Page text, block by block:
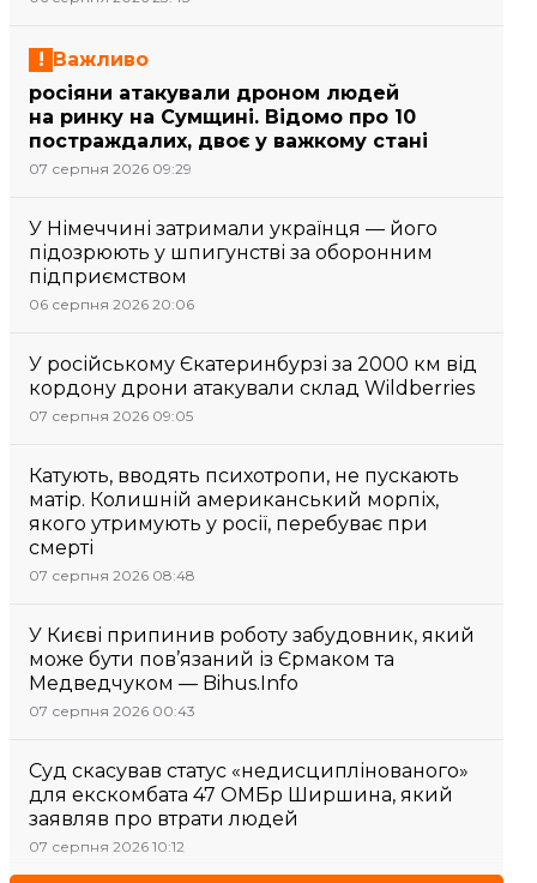
Важливо
росіяни атакували дроном людей
на ринку на Сумщині. Відомо про 10
постраждалих, двоє у важкому стані
07 серпня 2026 09:29
У Німеччині затримали українця — його
підозрюють у шпигунстві за оборонним
підприємством
06 серпня 2026 20:06
У російському Єкатеринбурзі за 2000 км від
кордону дрони атакували склад Wildberries
07 серпня 2026 09:05
Катують, вводять психотропи, не пускають
матір. Колишній американський морпіх,
якого утримують у росії, перебуває при
смерті
07 серпня 2026 08:48
У Києві припинив роботу забудовник, який
може бути пов’язаний із Єрмаком та
Медведчуком — Bihus.Info
07 серпня 2026 00:43
Суд скасував статус «недисциплінованого»
для екскомбата 47 ОМБр Ширшина, який
заявляв про втрати людей
07 серпня 2026 10:12